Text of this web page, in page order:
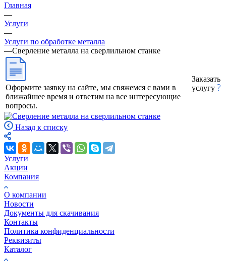
Главная
—
Услуги
—
Услуги по обработке металла
—Сверление металла на сверлильном станке
Оформите заявку на сайте, мы свяжемся с вами в
ближайшее время и ответим на все интересующие
вопросы.
Заказать
услугу
Назад к списку
Услуги
Акции
Компания
О компании
Новости
Документы для скачивания
Контакты
Политика конфиденциальности
Реквизиты
Каталог